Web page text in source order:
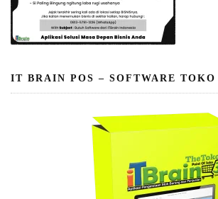
IT BRAIN POS – SOFTWARE